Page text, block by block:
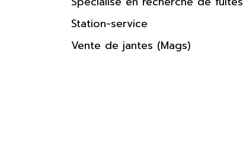
Station-service
Vente de jantes (Mags)